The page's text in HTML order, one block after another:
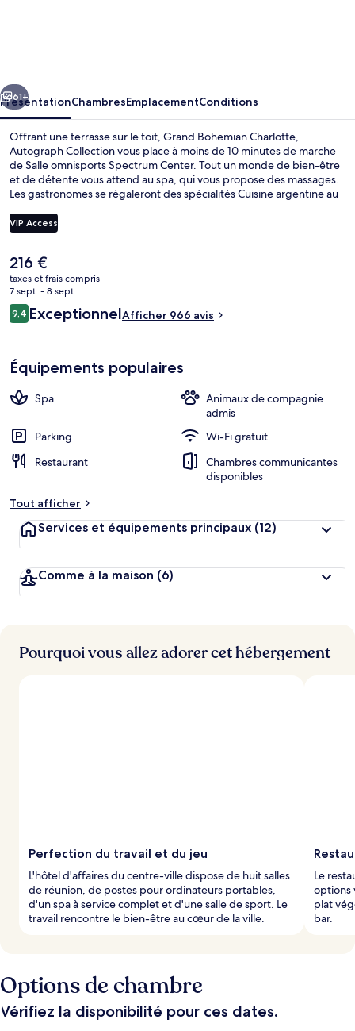
Collection
Suivant
61+
PrésentationChambresEmplacementConditions
Offrant une terrasse sur le toit, Grand Bohemian Charlotte,
Autograph Collection vous place à moins de 10 minutes de marche
de Salle omnisports Spectrum Center. Tout un monde de bien-être
et de détente vous attend au spa, qui vous propose des massages.
Les gastronomes se régaleront des spécialités Cuisine argentine au
déjeuner, du déjeuner et du dîner. Au menu des petits plus offerts
sur place, on trouve une salle de fitness et un bar / salon. Sympa non
présentation générale. Quelques minutes de marche seulement
séparent l'hébergement des transports publics : Arrêt de tramway
Tryon Street est accessible en quelques foulées et Arrêt de tramway
Mint Street se situe à 3 min à pied.
VIP Access
Le
prix
actuel
est
de
216 €
taxes et frais compris
7 sept. - 8 sept.
Avis
voyageurs
9,49,4 sur 10
ExceptionnelAfficher 966 avis
Équipements populaires
Spa
Animaux de compagnie
admis
Parking
Wi-Fi gratuit
Restaurant
Chambres communicantes
disponibles
Tout afficher
Services et équipements principaux (12)
Comme à la maison (6)
Pourquoi vous allez adorer cet hébergement
Perfection du travail et du jeu
L'hôtel d'affaires du centre-ville dispose de huit salles
de réunion, de postes pour ordinateurs portables,
d'un spa à service complet et d'une salle de sport. Le
travail rencontre le bien-être au cœur de la ville.
Le
options
plat
bar.
Options de chambre
Vérifiez la disponibilité pour ces dates.